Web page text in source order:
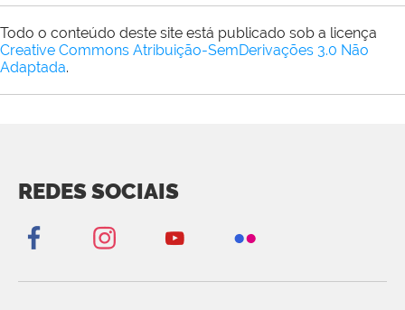
Todo o conteúdo deste site está publicado sob a licença
Creative Commons Atribuição-SemDerivações 3.0 Não
Adaptada.
REDES SOCIAIS